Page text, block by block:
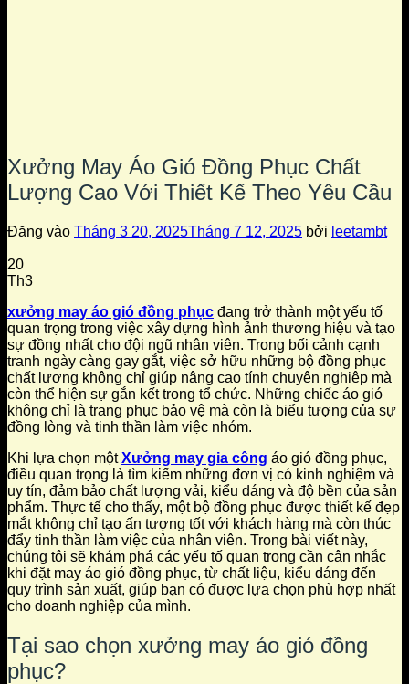
Xưởng May Áo Gió Đồng Phục Chất
Lượng Cao Với Thiết Kế Theo Yêu Cầu
Đăng vào Tháng 3 20, 2025Tháng 7 12, 2025 bởi leetambt
20
Th3
xưởng may áo gió đồng phục đang trở thành một yếu tố
quan trọng trong việc xây dựng hình ảnh thương hiệu và tạo
sự đồng nhất cho đội ngũ nhân viên. Trong bối cảnh cạnh
tranh ngày càng gay gắt, việc sở hữu những bộ đồng phục
chất lượng không chỉ giúp nâng cao tính chuyên nghiệp mà
còn thể hiện sự gắn kết trong tổ chức. Những chiếc áo gió
không chỉ là trang phục bảo vệ mà còn là biểu tượng của sự
đồng lòng và tinh thần làm việc nhóm.
Khi lựa chọn mộtXưởng may gia công áo gió đồng phục,
điều quan trọng là tìm kiếm những đơn vị có kinh nghiệm và
uy tín, đảm bảo chất lượng vải, kiểu dáng và độ bền của sản
phẩm. Thực tế cho thấy, một bộ đồng phục được thiết kế đẹp
mắt không chỉ tạo ấn tượng tốt với khách hàng mà còn thúc
đẩy tinh thần làm việc của nhân viên. Trong bài viết này,
chúng tôi sẽ khám phá các yếu tố quan trọng cần cân nhắc
khi đặt may áo gió đồng phục, từ chất liệu, kiểu dáng đến
quy trình sản xuất, giúp bạn có được lựa chọn phù hợp nhất
cho doanh nghiệp của mình.
Tại sao chọn xưởng may áo gió đồng
phục?